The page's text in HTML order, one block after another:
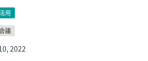
用
議
2022